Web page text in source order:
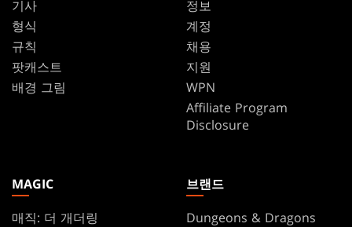
기사
형식
규칙
팟캐스트
배경 그림
정보
계정
채용
지원
WPN
Affiliate Program
Disclosure
MAGIC
매직: 더 개더링
브랜드
Dungeons & Dragons